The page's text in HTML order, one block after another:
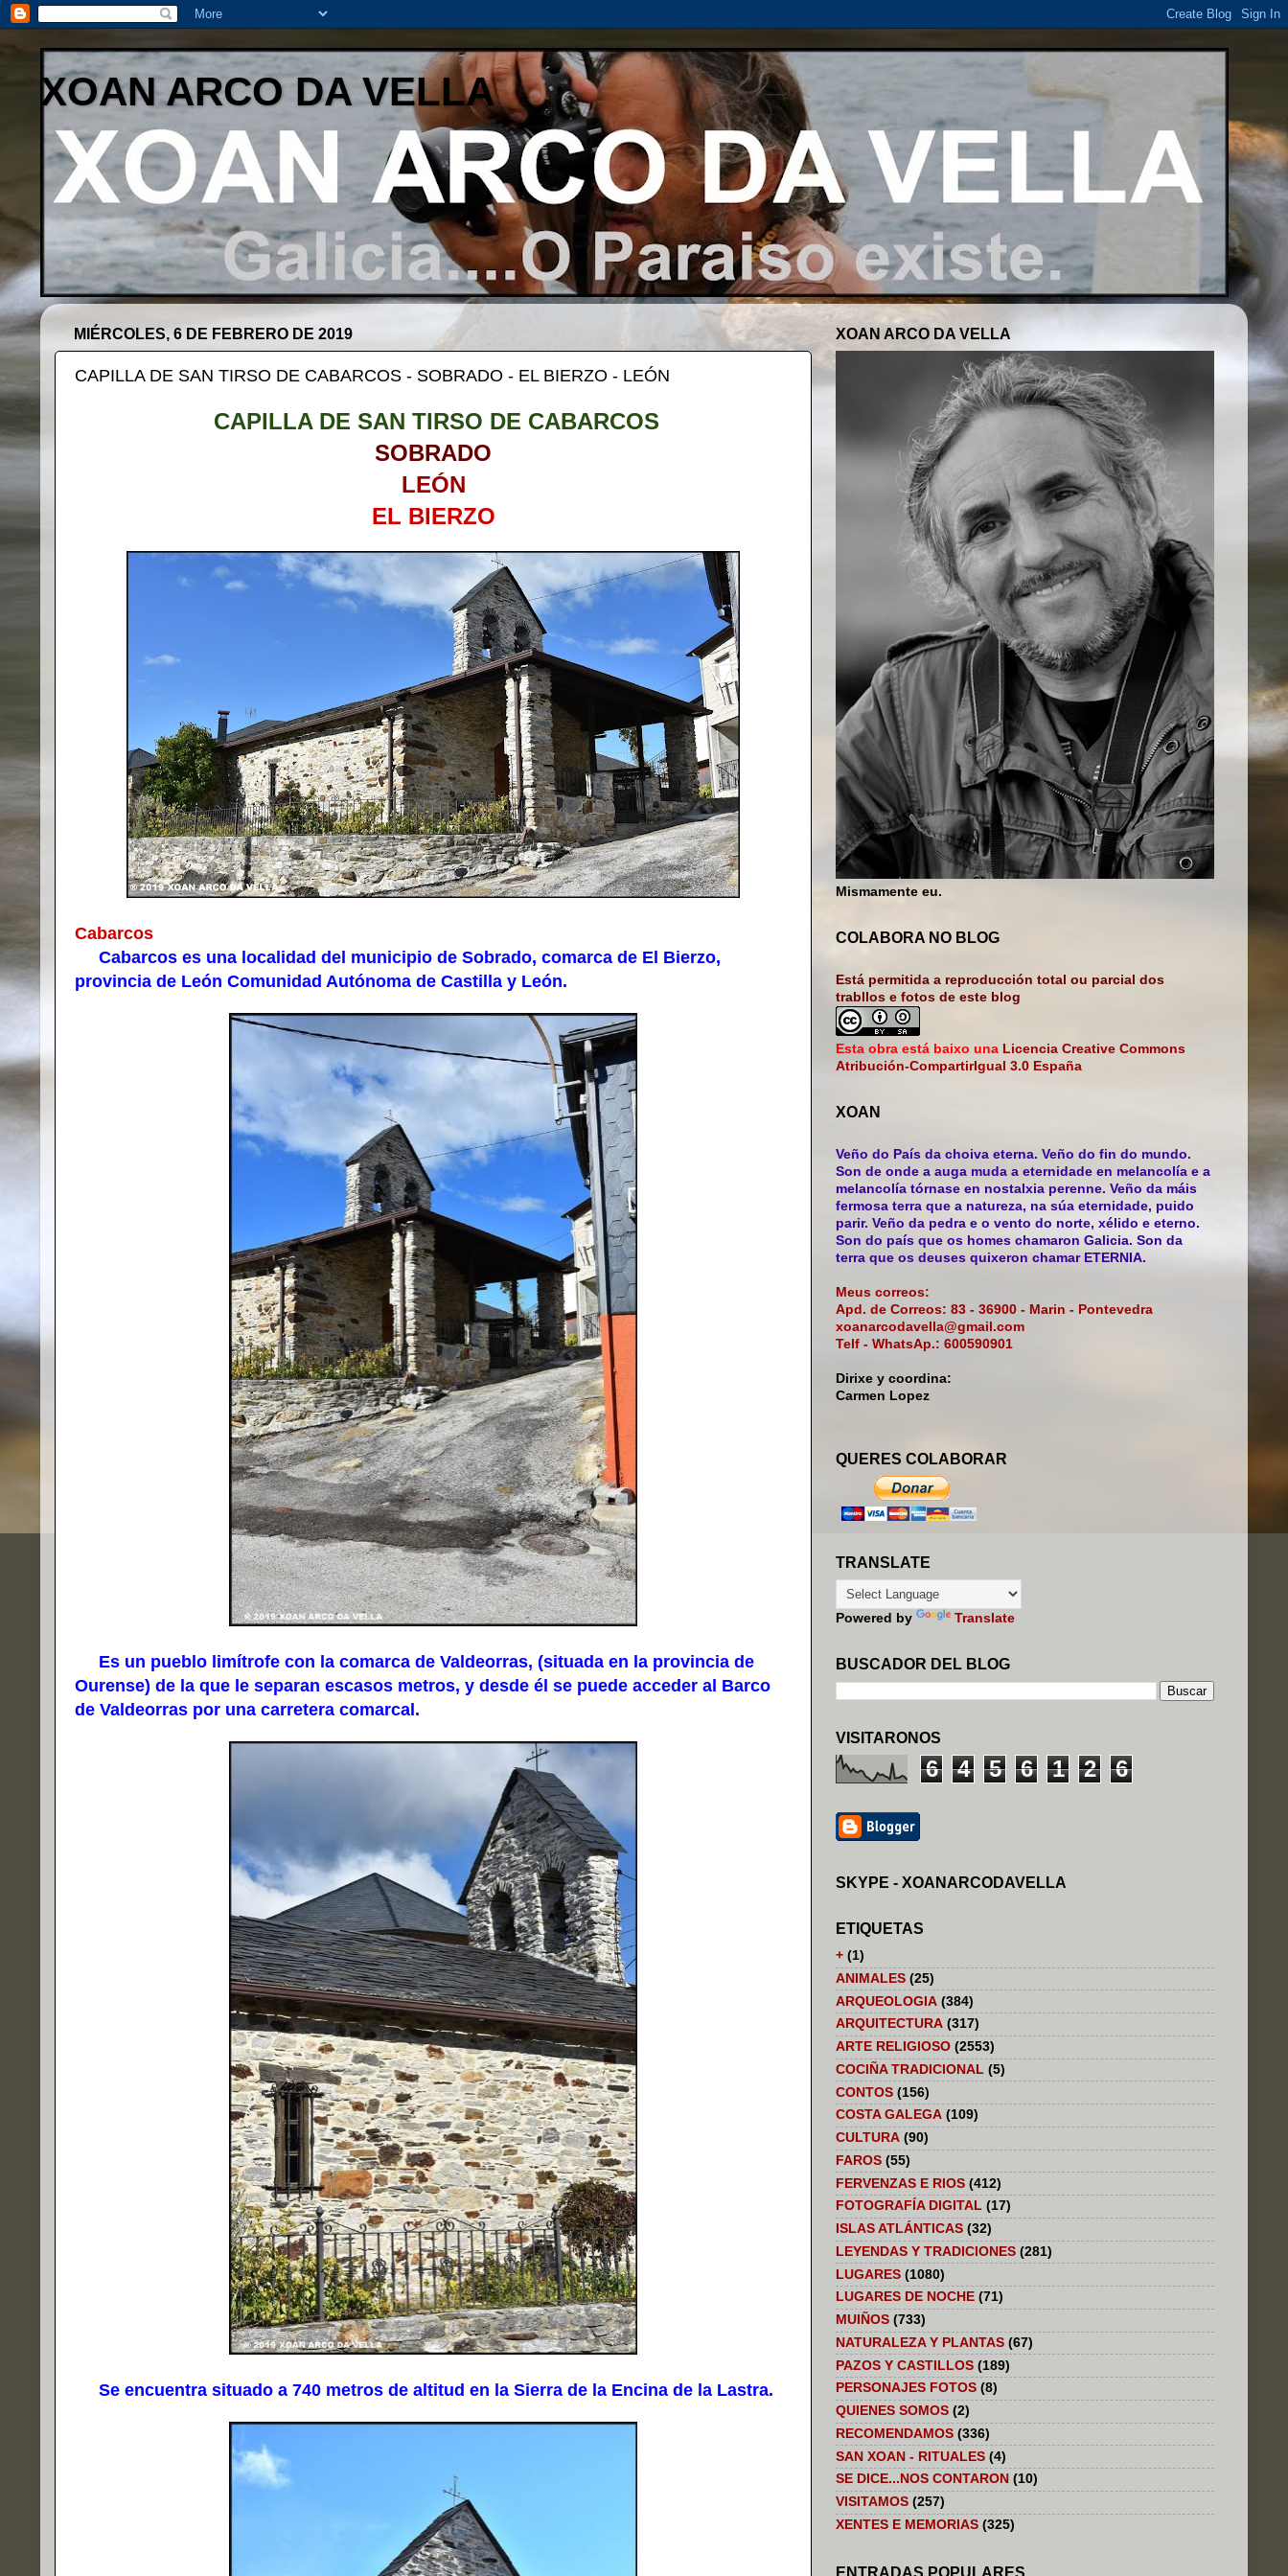
XOAN ARCO DA VELLA
MIÉRCOLES, 6 DE FEBRERO DE 2019
CAPILLA DE SAN TIRSO DE CABARCOS - SOBRADO - EL BIERZO - LEÓN
CAPILLA DE SAN TIRSO DE CABARCOS
SOBRADO
LEÓN
EL BIERZO
Cabarcos
Cabarcos es una localidad del municipio de Sobrado, comarca de El Bierzo,
provincia de León Comunidad Autónoma de Castilla y León.
Es un pueblo limítrofe con la comarca de Valdeorras, (situada en la provincia de
Ourense) de la que le separan escasos metros, y desde él se puede acceder al Barco
de Valdeorras por una carretera comarcal.
Se encuentra situado a 740 metros de altitud en la Sierra de la Encina de la Lastra.
XOAN ARCO DA VELLA
Mismamente eu.
COLABORA NO BLOG
Está permitida a reproducción total ou parcial dos
trabllos e fotos de este blog
Esta obra está baixo una Licencia Creative Commons
Atribución-CompartirIgual 3.0 España
XOAN
Veño do País da choiva eterna. Veño do fin do mundo.
Son de onde a auga muda a eternidade en melancolía e a
melancolía tórnase en nostalxia perenne. Veño da máis
fermosa terra que a natureza, na súa eternidade, puido
parir. Veño da pedra e o vento do norte, xélido e eterno.
Son do país que os homes chamaron Galicia. Son da
terra que os deuses quixeron chamar ETERNIA.
Meus correos:
Apd. de Correos: 83 - 36900 - Marin - Pontevedra
xoanarcodavella@gmail.com
Telf - WhatsAp.: 600590901
Dirixe y coordina:
Carmen Lopez
QUERES COLABORAR
TRANSLATE
Powered by Translate
BUSCADOR DEL BLOG
VISITARONOS
6 4 5 6 1 2 6
SKYPE - XOANARCODAVELLA
ETIQUETAS
+ (1)
ANIMALES (25)
ARQUEOLOGIA (384)
ARQUITECTURA (317)
ARTE RELIGIOSO (2553)
COCIÑA TRADICIONAL (5)
CONTOS (156)
COSTA GALEGA (109)
CULTURA (90)
FAROS (55)
FERVENZAS E RIOS (412)
FOTOGRAFÍA DIGITAL (17)
ISLAS ATLÁNTICAS (32)
LEYENDAS Y TRADICIONES (281)
LUGARES (1080)
LUGARES DE NOCHE (71)
MUIÑOS (733)
NATURALEZA Y PLANTAS (67)
PAZOS Y CASTILLOS (189)
PERSONAJES FOTOS (8)
QUIENES SOMOS (2)
RECOMENDAMOS (336)
SAN XOAN - RITUALES (4)
SE DICE...NOS CONTARON (10)
VISITAMOS (257)
XENTES E MEMORIAS (325)